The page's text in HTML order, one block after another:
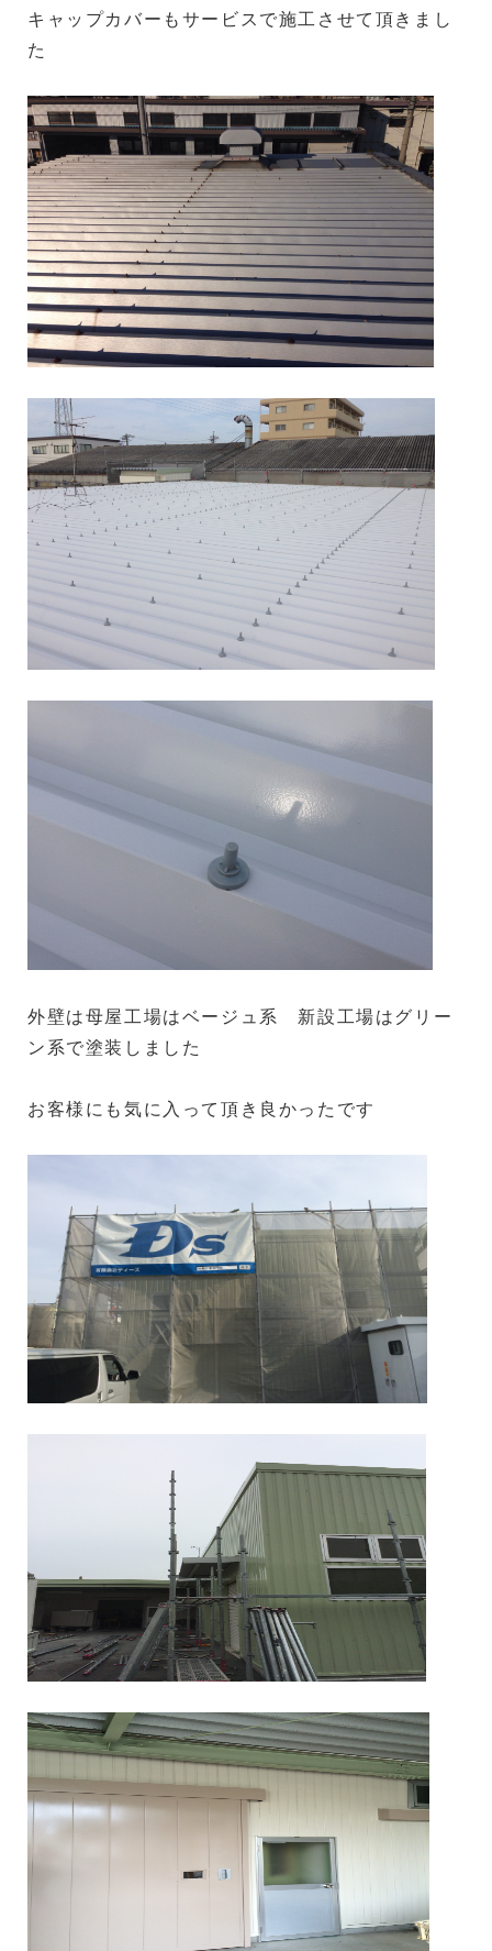
キャップカバーもサービスで施工させて頂きまし
た
外壁は母屋工場はベージュ系 新設工場はグリー
ン系で塗装しました
お客様にも気に入って頂き良かったです